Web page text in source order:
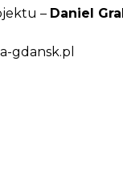
– Daniel
gdansk.pl